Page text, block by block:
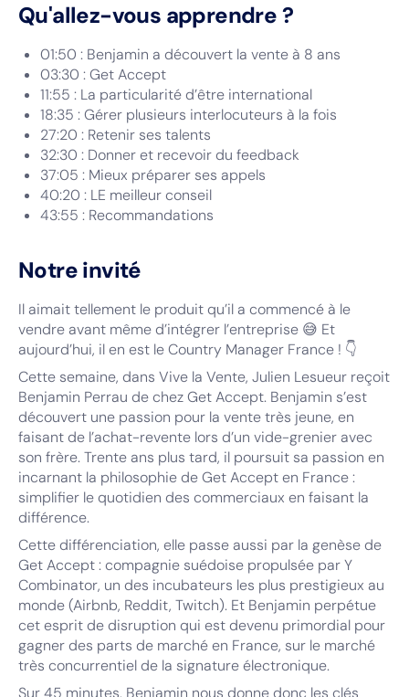
Qu'allez-vous apprendre ?
01:50 : Benjamin a découvert la vente à 8 ans
03:30 : Get Accept
11:55 : La particularité d’être international
18:35 : Gérer plusieurs interlocuteurs à la fois
27:20 : Retenir ses talents
32:30 : Donner et recevoir du feedback
37:05 : Mieux préparer ses appels
40:20 : LE meilleur conseil
43:55 : Recommandations
Notre invité
Il aimait tellement le produit qu’il a commencé à le
vendre avant même d’intégrer l’entreprise 😅 Et
aujourd’hui, il en est le Country Manager France ! 👇
Cette semaine, dans Vive la Vente, Julien Lesueur reçoit
Benjamin Perrau de chez Get Accept. Benjamin s’est
découvert une passion pour la vente très jeune, en
faisant de l’achat-revente lors d’un vide-grenier avec
son frère. Trente ans plus tard, il poursuit sa passion en
incarnant la philosophie de Get Accept en France :
simplifier le quotidien des commerciaux en faisant la
différence.
Cette différenciation, elle passe aussi par la genèse de
Get Accept : compagnie suédoise propulsée par Y
Combinator, un des incubateurs les plus prestigieux au
monde (Airbnb, Reddit, Twitch). Et Benjamin perpétue
cet esprit de disruption qui est devenu primordial pour
gagner des parts de marché en France, sur le marché
très concurrentiel de la signature électronique.
Sur 45 minutes, Benjamin nous donne donc les clés